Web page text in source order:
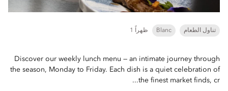
تناول الطعام Blanc 1 ظهراً
Discover our weekly lunch menu — an intimate journey through
the season, Monday to Friday. Each dish is a quiet celebration of
the finest market finds, cr...